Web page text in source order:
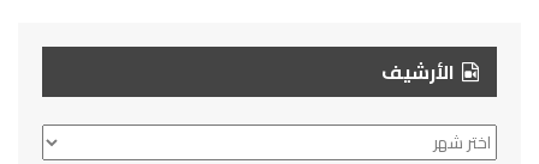
الأرشيف
الأرشيف